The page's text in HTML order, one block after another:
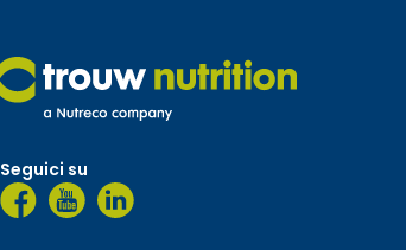
Seguici su